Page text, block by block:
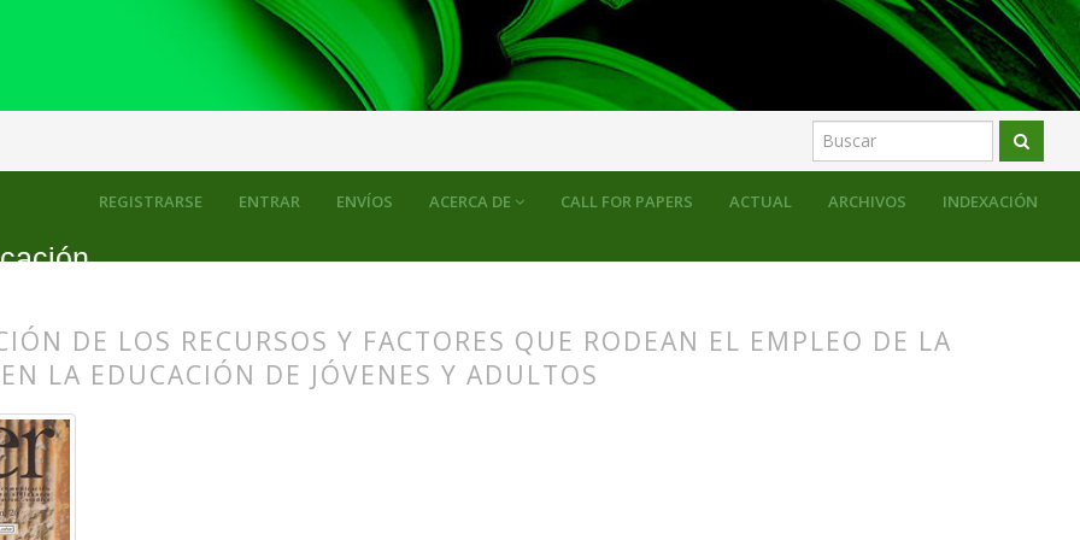
ACERCA DE CALL FOR PAPERS ACTUAL ARCHIVOS INDEXACIÓN
REGISTRARSE ENTRAR ENVÍOS
DE LOS RECURSOS Y FACTORES QUE RODEAN EL EMPLEO DE LA
LA EDUCACIÓN DE JÓVENES Y ADULTOS